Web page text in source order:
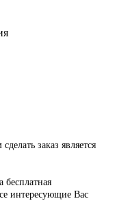
заказ является
бесплатная
интересующие Вас